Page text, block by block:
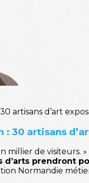
: 30 artisans
millier de visiteurs.
d’arts prendront
Normandie